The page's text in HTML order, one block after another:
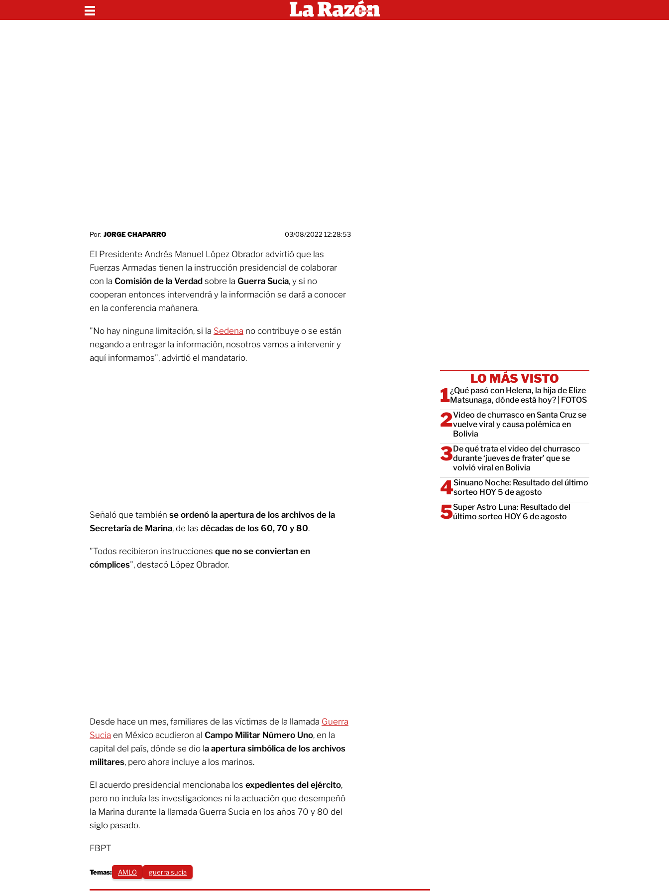
Por: JORGE CHAPARRO 03/08/2022 12:28:53
El Presidente Andrés Manuel López Obrador advirtió que las
Fuerzas Armadas tienen la instrucción presidencial de colaborar
con la Comisión de la Verdad sobre la Guerra Sucia, y si no
cooperan entonces intervendrá y la información se dará a conocer
en la conferencia mañanera.
"No hay ninguna limitación, si la Sedena no contribuye o se están
negando a entregar la información, nosotros vamos a intervenir y
aquí informamos", advirtió el mandatario.
Señaló que también se ordenó la apertura de los archivos de la
Secretaría de Marina, de las décadas de los 60, 70 y 80.
"Todos recibieron instrucciones que no se conviertan en
cómplices", destacó López Obrador.
Desde hace un mes, familiares de las víctimas de la llamada Guerra
Sucia en México acudieron al Campo Militar Número Uno, en la
capital del país, dónde se dio la apertura simbólica de los archivos
militares, pero ahora incluye a los marinos.
El acuerdo presidencial mencionaba los expedientes del ejército,
pero no incluía las investigaciones ni la actuación que desempeñó
la Marina durante la llamada Guerra Sucia en los años 70 y 80 del
siglo pasado.
FBPT
Temas: AMLO guerra sucia
LO MÁS VISTO
¿Qué pasó con Helena, la hija de Elize
Matsunaga, dónde está hoy? | FOTOS
Video de churrasco en Santa Cruz se
vuelve viral y causa polémica en
Bolivia
De qué trata el video del churrasco
durante ‘jueves de frater’ que se
volvió viral en Bolivia
Sinuano Noche: Resultado del último
sorteo HOY 5 de agosto
Super Astro Luna: Resultado del
último sorteo HOY 6 de agosto